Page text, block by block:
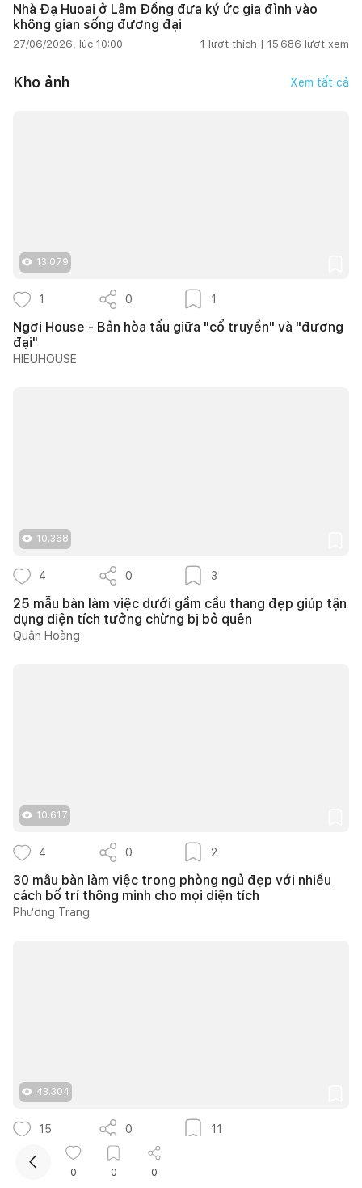
Nhà Đạ Huoai ở Lâm Đồng đưa ký ức gia đình vào
không gian sống đương đại
27/06/2026, lúc 10:00 1 lượt thích | 15.686 lượt xem
Kho ảnh Xem tất cả
13.079
1 0 1
Ngơi House - Bản hòa tấu giữa "cổ truyền" và "đương
đại"
HIEUHOUSE
10.368
4 0 3
25 mẫu bàn làm việc dưới gầm cầu thang đẹp giúp tận
dụng diện tích tưởng chừng bị bỏ quên
Quân Hoàng
10.617
4 0 2
30 mẫu bàn làm việc trong phòng ngủ đẹp với nhiều
cách bố trí thông minh cho mọi diện tích
Phương Trang
43.304
15 0 11
Nhà 1 tầng sân vườn ở Trà Vinh dành 450m2 cho
không gian xanh và hành lang ngoài trời
0 0 0